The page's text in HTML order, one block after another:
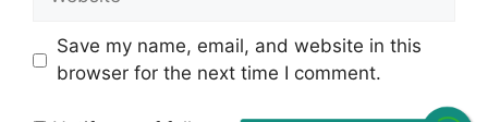
Save my name, email, and website in this
browser for the next time I comment.